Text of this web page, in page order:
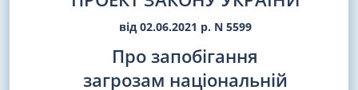
від 02.06.2021 р. N 5599
Про запобігання
загрозам національній